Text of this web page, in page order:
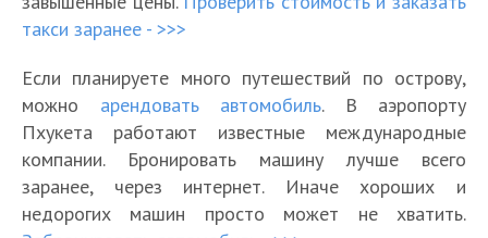
такси заранее - >>>
Если планируете много путешествий по острову,
можно арендовать автомобиль. В аэропорту
Пхукета работают известные международные
компании. Бронировать машину лучше всего
заранее, через интернет. Иначе хороших и
недорогих машин просто может не хватить.